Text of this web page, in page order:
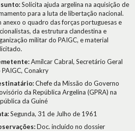
Solicita ajuda argelina na aquisição de
para a luta de libertação nacional.
anexo o quadro das forças portuguesas e
da estrutura clandestina e
militar do PAIGC, e material
Amílcar Cabral, Secretário Geral
PAIGC, Conakry
Chefe da Missão do Governo
da República Argelina (GPRA) na
da Guiné
Segunda, 31 de Julho de 1961
Doc. incluído no dossier